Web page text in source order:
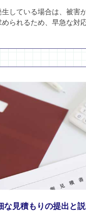
している場合は、被害
られるため、早急な対
な見積もりの提出と